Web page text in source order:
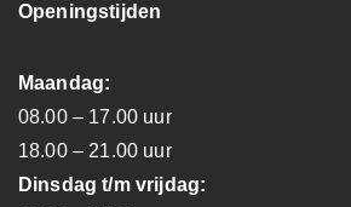
Openingstijden
Maandag:
08.00 – 17.00 uur
18.00 – 21.00 uur
Dinsdag t/m vrijdag: